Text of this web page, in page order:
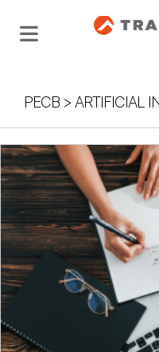
PECB > ARTIFICIAL